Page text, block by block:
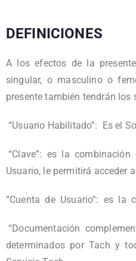
DEFINICIONES
A los efectos de la
singular, o masculino o
presente también tendrán
“Usuario Habilitado”: Es el
“Clave”: es la
Usuario, le permitirá acceder
“Cuenta de Usuario”: es la
“Documentación
determinados por Tach y